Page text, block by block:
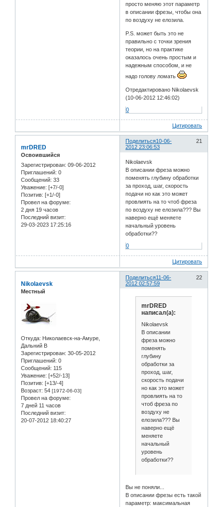
просто меняю этот параметр
в описании фрезы, чтобы она
по воздуху не елозила.
P.S. может быть это не
правильно с точки зрения
теории, но на практике
оказалось очень простым и
надежным способом, и не
надо голову ломать
Отредактировано Nikolaevsk
(10-06-2012 12:46:02)
0
Цитировать
Поделиться 21
10-06-
2012 23:06:53
mrDRED
Освоившийся
Зарегистрирован: 09-06-2012
Приглашений: 0
Сообщений: 33
Уважение: [+7/-0]
Позитив: [+1/-0]
Провел на форуме:
2 дня 19 часов
Последний визит:
29-03-2023 17:25:16
Nikolaevsk
В описании фреза можно
поменять глубину обработки
за проход, шаг, скорость
подачи но как это может
провлиять на то чтоб фреза
по воздуху не елозила??? Вы
наверно ещё меняете
начальный уровень
обработки??
0
Цитировать
Поделиться 22
11-06-
2012 02:57:59
Nikolaevsk
Местный
Откуда: Николаевск-на-Амуре,
Дальний В
Зарегистрирован: 30-05-2012
Приглашений: 0
Сообщений: 115
Уважение: [+52/-13]
Позитив: [+13/-4]
Возраст: 54 [1972-06-03]
Провел на форуме:
7 дней 11 часов
Последний визит:
20-07-2012 18:40:27
mrDRED
написал(а):
Nikolaevsk
В описании
фреза можно
поменять
глубину
обработки за
проход, шаг,
скорость подачи
но как это может
провлиять на то
чтоб фреза по
воздуху не
елозила??? Вы
наверно ещё
меняете
начальный
уровень
обработки??
Вы не поняли...
В описании фрезы есть такой
параметр: максимальная